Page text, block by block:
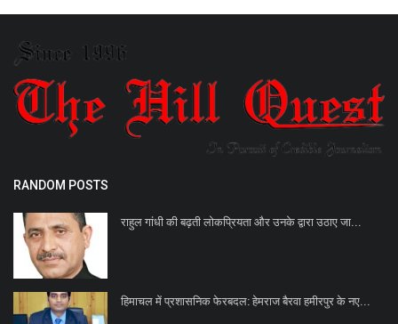
RANDOM POSTS
राहुल गांधी की बढ़ती लोकप्रियता और उनके द्वारा उठाए जा...
हिमाचल में प्रशासनिक फेरबदल: हेमराज बैरवा हमीरपुर के नए...